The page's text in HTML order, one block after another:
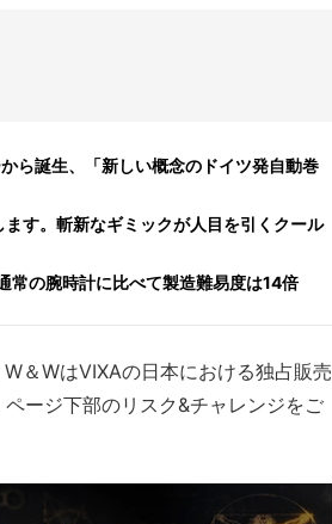
ら誕生、「新しい概念のドイツ発自動巻
す。斬新なギミックが人目を引くクール
常の腕時計に比べて製造難易度は14倍
＆WはVIXAの日本における独占販売
ージ下部のリスク&チャレンジをご